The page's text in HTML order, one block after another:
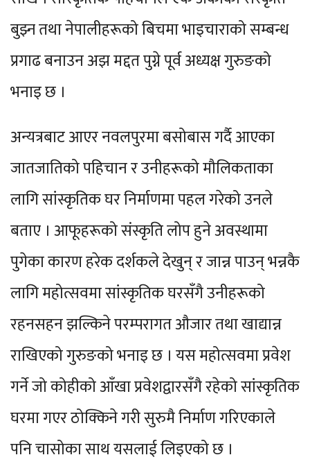
बुझ्न तथा नेपालीहरूको बिचमा भाइचाराको सम्बन्ध
प्रगाढ बनाउन अझ मद्दत पुग्ने पूर्व अध्यक्ष गुरुङको
भनाइ छ ।
अन्यत्रबाट आएर नवलपुरमा बसोबास गर्दै आएका
जातजातिको पहिचान र उनीहरूको मौलिकताका
लागि सांस्कृतिक घर निर्माणमा पहल गरेको उनले
बताए । आफूहरूको संस्कृति लोप हुने अवस्थामा
पुगेका कारण हरेक दर्शकले देखुन् र जान्न पाउन् भन्नकै
लागि महोत्सवमा सांस्कृतिक घरसँगै उनीहरूको
रहनसहन झल्किने परम्परागत औजार तथा खाद्यान्न
राखिएको गुरुङको भनाइ छ । यस महोत्सवमा प्रवेश
गर्ने जो कोहीको आँखा प्रवेशद्वारसँगै रहेको सांस्कृतिक
घरमा गएर ठोक्किने गरी सुरुमै निर्माण गरिएकाले
पनि चासोका साथ यसलाई लिइएको छ ।